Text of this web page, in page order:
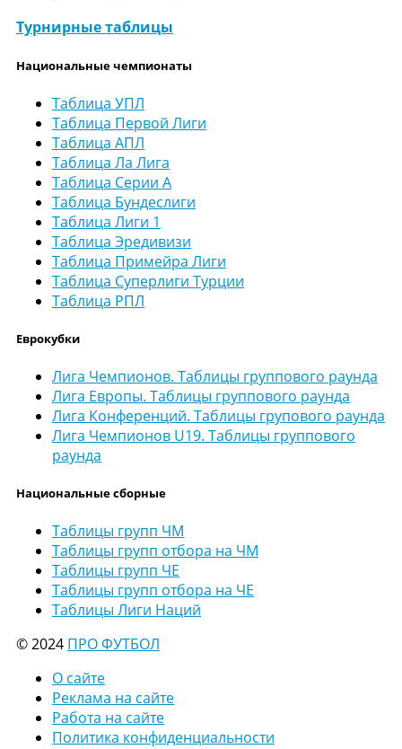
Турнирные таблицы
Национальные чемпионаты
Таблица УПЛ
Таблица Первой Лиги
Таблица АПЛ
Таблица Ла Лига
Таблица Серии А
Таблица Бундеслиги
Таблица Лиги 1
Таблица Эредивизи
Таблица Примейра Лиги
Таблица Суперлиги Турции
Таблица РПЛ
Еврокубки
Лига Чемпионов. Таблицы группового раунда
Лига Европы. Таблицы группового раунда
Лига Конференций. Таблицы групового раунда
Лига Чемпионов U19. Таблицы группового
раунда
Национальные сборные
Таблицы групп ЧМ
Таблицы групп отбора на ЧМ
Таблицы групп ЧЕ
Таблицы групп отбора на ЧЕ
Таблицы Лиги Наций
© 2024 ПРО ФУТБОЛ
О сайте
Реклама на сайте
Работа на сайте
Политика конфиденциальности